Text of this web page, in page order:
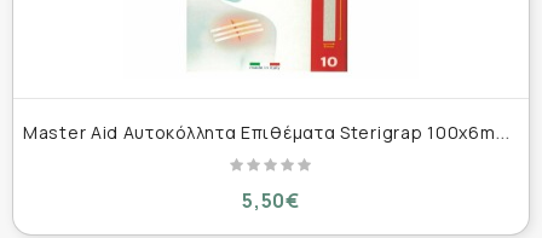
M
aster Aid Αυτοκόλλητα Επιθέματα Sterigrap 100x6mm 10τμχ
5,50€